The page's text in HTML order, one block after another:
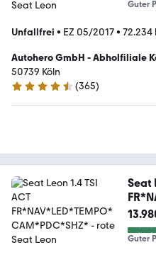
Guter
Unfallfrei • EZ 05/2017• 72.234
Autohero GmbH - Abholfiliale
50739 Köln
4.6 Sterne
(365)
Seat
SHZ*
Guter